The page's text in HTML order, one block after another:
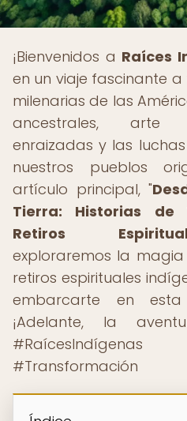
¡Bienvenidos a Raíces
en un viaje fascinante
milenarias de las
ancestrales, arte
enraizadas y las
nuestros pueblos
artículo principal, "
Tierra: Historias de
Retiros
exploraremos la
retiros espirituales
embarcarte en esta
¡Adelante, la
#RaícesIndígenas
#Transformación